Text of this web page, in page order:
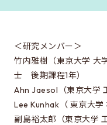
入試について
修士特別口述試験
入試説明会
＜研究メンバー＞
竹内雅樹（東京大学 大
士 後期課程1年）
Ahn Jaesol（東京大学
Lee Kunhak（ 東京大
副島裕太郎（東京大学